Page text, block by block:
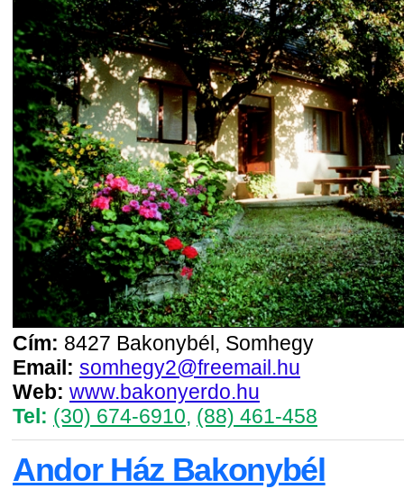
Cím: 8427 Bakonybél, Somhegy
Email: somhegy2@freemail.hu
Web: www.bakonyerdo.hu
Tel: (30) 674-6910, (88) 461-458
Andor Ház Bakonybél